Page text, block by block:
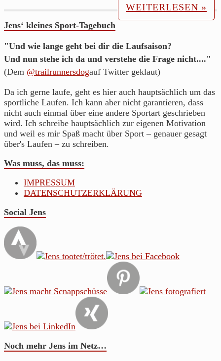
WEITERLESEN »
Jens‘ kleines Sport-Tagebuch
"Und wie lange geht bei dir die Laufsaison?
Und nun stehe ich da und verstehe die Frage nicht...."
(Dem @trailrunnersdogauf Twitter geklaut)
Da ich gerne laufe, geht es hier auch hauptsächlich um das
sportliche Laufen. Ich kann aber nicht garantieren, dass
nicht auch einmal über eine andere Sportart geschrieben
wird. Ich schreibe hauptsächlich zur eigenen Motivation
und weil es mir Spaß macht über Sport – genauer gesagt
über's Laufen – zu schreiben.
Was muss, das muss:
IMPRESSUM
DATENSCHUTZERKLÄRUNG
Social Jens
Noch mehr Jens im Netz…